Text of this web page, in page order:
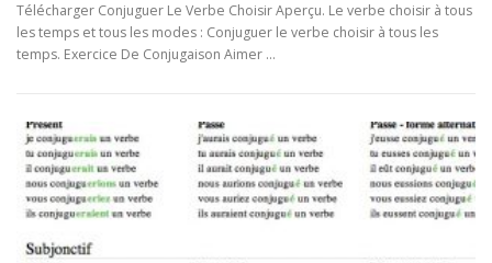
Télécharger Conjuguer Le Verbe Choisir Aperçu. Le verbe choisir à tous
les temps et tous les modes : Conjuguer le verbe choisir à tous les
temps. Exercice De Conjugaison Aimer …